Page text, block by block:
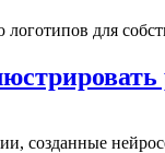
логотипов для
созданные